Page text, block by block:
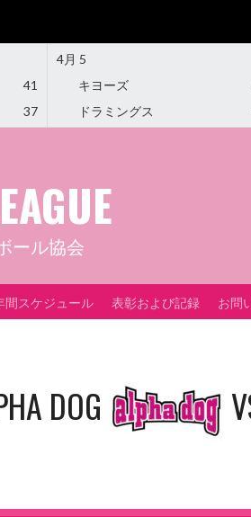
41
37
4月 5
キヨーズ
ドラミングス
ール協会
間スケジュール 表彰および記録 お問
DOG